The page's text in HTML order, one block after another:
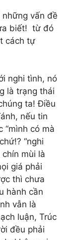
vấn đề
biết! từ đó
cách tự
nghi tình, nó
là trạng thái
ta! Điều
nếu tin
“mình có mà
“nghi
mùi là
giá phải
thì chưa
hành cần
vẫn là
luận, Trúc
đều phải